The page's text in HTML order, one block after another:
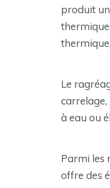
produit
Le
à eau ou
Parmi les
offre des